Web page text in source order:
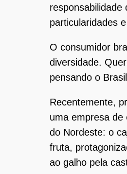
responsabilidade
particularidades
O consumidor
diversidade.
pensando o
Recentemente,
uma empresa de
do Nordeste: o
fruta,
ao galho pela